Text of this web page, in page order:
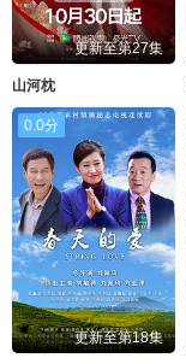
更新至第27集
山河枕
0.0分
更新至第18集